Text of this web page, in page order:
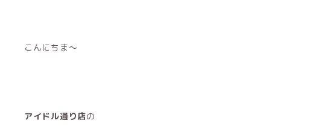
こんにちま〜
アイドル通り店の